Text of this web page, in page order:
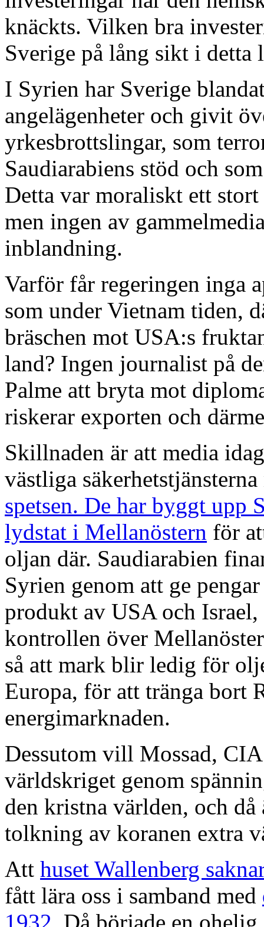
knäckts. Vilken bra
Sverige på lång sikt i detta
I Syrien har Sverige
angelägenheter och givit
yrkesbrottslingar, som
Saudiarabiens stöd och
Detta var moraliskt ett
men ingen av
inblandning.
Varför får regeringen inga
som under Vietnam tiden,
bräschen mot USA:s
land? Ingen journalist på
Palme att bryta mot
riskerar exporten och
Skillnaden är att media
västliga
spetsen. De har byggt upp
lydstat i Mellanöstern för
oljan där. Saudiarabien
Syrien genom att ge
produkt av USA och
kontrollen över
så att mark blir ledig för
Europa, för att tränga bort
energimarknaden.
Dessutom vill Mossad,
världskriget genom
den kristna världen, och
tolkning av koranen extra
Att huset Wallenberg
fått lära oss i samband med
1932 . Då började en